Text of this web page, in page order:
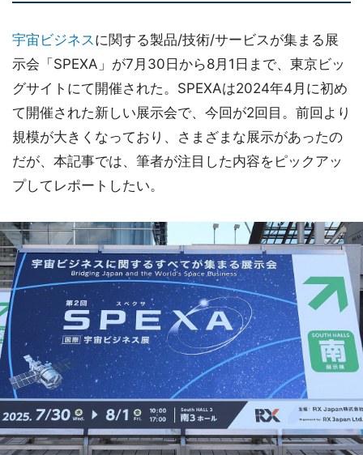
宇宙ビジネスに関する製品/技術/サービスが集まる展
示会「SPEXA」が7月30日から8月1日まで、東京ビッ
グサイトにて開催された。SPEXAは2024年4月に初め
て開催された新しい展示会で、今回が2回目。前回より
規模が大きくなっており、さまざまな展示があったの
だが、本記事では、筆者が注目した内容をピックアッ
プしてレポートしたい。